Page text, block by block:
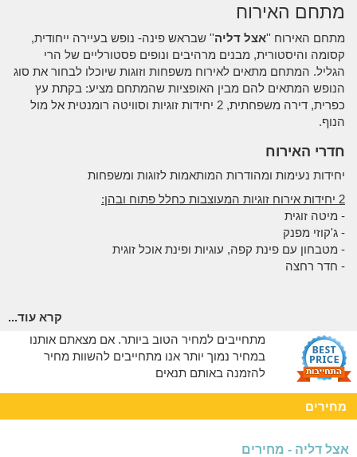
מתחם האירוח
מתחם האירוח ''אצל דליה'' שבראש פינה- נופש בעיירה ייחודית,
קסומה והיסטורית, מבנים מרהיבים ונופים פסטורליים של הרי
הגליל. המתחם מתאים לאירוח משפחות וזוגות שיוכלו לבחור את סוג
הנופש המתאים להם מבין האופציות שהמתחם מציע: בקתת עץ
כפרית, דירה משפחתית, 2 יחידות זוגיות וסוויטה רומנטית אל מול
הנוף.
חדרי האירוח
יחידות נעימות ומהודרות המותאמות לזוגות ומשפחות
2 יחידות אירוח זוגיות המעוצבות כחלל פתוח ובהן:
- מיטה זוגית
- ג'קוזי מפנק
- מטבחון עם פינת קפה, עוגיות ופינת אוכל זוגית
- חדר רחצה
- מיטה זוגית
- ג'קוזי מפנק
- פינת ישיבה עם ספה נפתחת וטלוויזיה בערוצים
- מטבחון עם פינת קפה, עוגיות ופינת אוכל זוגית
- חדר רחצה
הדירה המשפחתית מתאימה לאירוח עד 6 אורחים ובה:
קרא עוד...
מתחייבים למחיר הטוב ביותר. אם מצאתם אותנו
במחיר נמוך יותר אנו מתחייבים להשוות מחיר
להזמנה באותם תנאים
מחירים
אצל דליה - מחירים